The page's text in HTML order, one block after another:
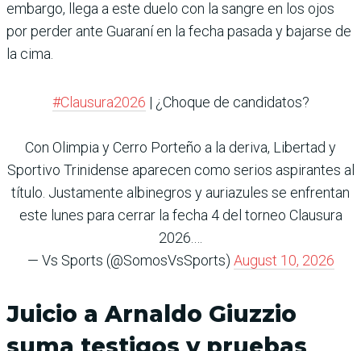
embargo, llega a este duelo con la sangre en los ojos
por perder ante Guaraní en la fecha pasada y bajarse de
la cima.
#Clausura2026 | ¿Choque de candidatos?
Con Olimpia y Cerro Porteño a la deriva, Libertad y
Sportivo Trinidense aparecen como serios aspirantes al
título. Justamente albinegros y auriazules se enfrentan
este lunes para cerrar la fecha 4 del torneo Clausura
2026.…
— Vs Sports (@SomosVsSports) August 10, 2026
Juicio a Arnaldo Giuzzio